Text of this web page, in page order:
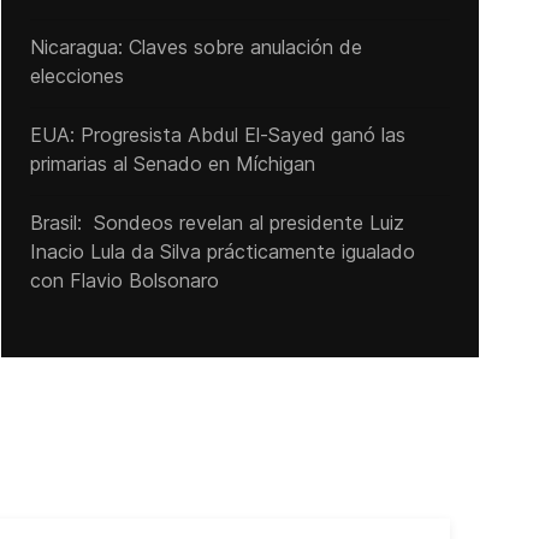
Nicaragua: Claves sobre anulación de
elecciones
EUA: Progresista Abdul El-Sayed ganó las
primarias al Senado ‌en Míchigan
Brasil: Sondeos revelan al presidente Luiz
Inacio Lula da Silva prácticamente igualado
con Flavio Bolsonaro